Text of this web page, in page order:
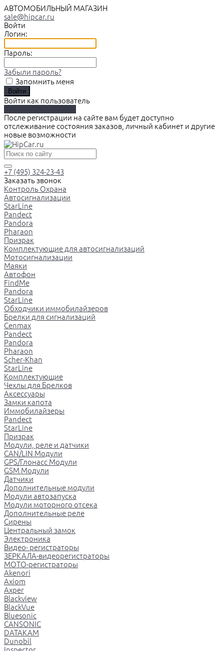
АВТОМОБИЛЬНЫЙ МАГАЗИН
sale@hipcar.ru
Войти
Логин:
Пароль:
Забыли пароль?
Запомнить меня
Войти как пользователь
После регистрации на сайте вам будет доступно
отслеживание состояния заказов, личный кабинет и другие
новые возможности
+7 (495) 324-23-43
Заказать звонок
Контроль Охрана
Автосигнализации
StarLine
Pandect
Pandora
Pharaon
Призрак
Комплектующие для автосигнализаций
Мотосигнализации
Маяки
Автофон
FindMe
Pandora
StarLine
Обходчики иммобилайзеров
Брелки для сигнализаций
Cenmax
Pandect
Pandora
Pharaon
Scher-Khan
StarLine
Комплектующие
Чехлы для Брелков
Аксессуары
Замки капота
Иммобилайзеры
Pandect
StarLine
Призрак
Модули, реле и датчики
CAN/LIN Модули
GPS/Глонасс Модули
GSM Модули
Датчики
Дополнительные модули
Модули автозапуска
Модули моторного отсека
Дополнительные реле
Сирены
Центральный замок
Электроника
Видео- регистраторы
ЗЕРКАЛА-видеорегистраторы
МОТО-регистраторы
Akenori
Axiom
Axper
Blackview
BlackVue
Bluesonic
CANSONIC
DATAKAM
Dunobil